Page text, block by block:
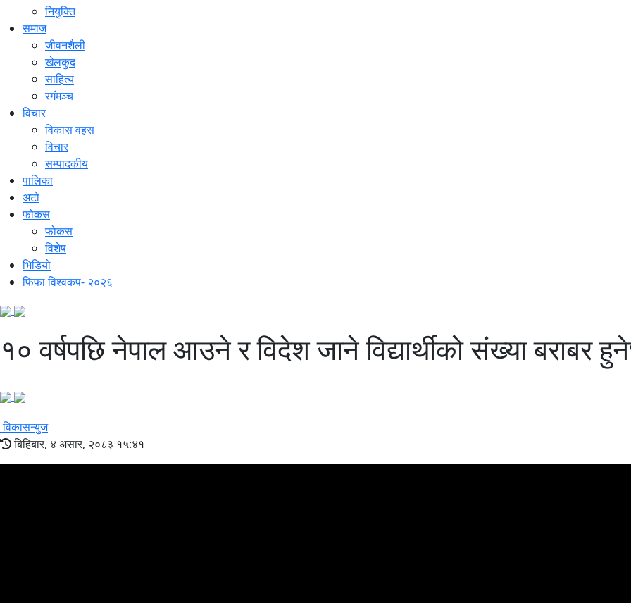
नियुक्ति
समाज
जीवनशैली
खेलकुद
साहित्य
रगंमञ्च
विचार
विकास वहस
विचार
सम्पादकीय
पालिका
अटो
फोकस
फोकस
विशेष
भिडियो
फिफा विश्वकप- २०२६
१० वर्षपछि नेपाल आउने र विदेश जाने विद्यार्थीको संख्या बराबर
विकासन्युज
बिहिबार, ४ असार, २०८३ १५:४१